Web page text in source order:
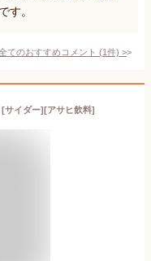
す。
てのおすすめコメント (1件) >
サイダー][アサヒ飲料]